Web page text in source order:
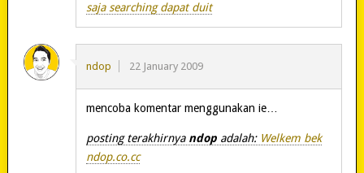
saja searching dapat duit
ndop 22 January 2009
mencoba komentar menggunakan ie…
posting terakhirnya ndop adalah: Welkem bek
ndop.co.cc